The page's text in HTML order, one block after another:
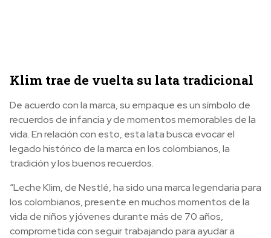
Klim trae de vuelta su lata tradicional
De acuerdo con la marca, su empaque es un símbolo de
recuerdos de infancia y de momentos memorables de la
vida. En relación con esto, esta lata busca evocar el
legado histórico de la marca en los colombianos, la
tradición y los buenos recuerdos.
“Leche Klim, de Nestlé, ha sido una marca legendaria para
los colombianos, presente en muchos momentos de la
vida de niños y jóvenes durante más de 70 años,
comprometida con seguir trabajando para ayudar a